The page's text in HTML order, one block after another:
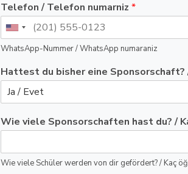
Telefon / Telefon numarniz *
WhatsApp-Nummer / WhatsApp numaraniz
Hattest du bisher eine Sponsorschaft?
Wie viele Sponsorschaften hast du? /
Wie viele Schüler werden von dir gefördert? / Kaç